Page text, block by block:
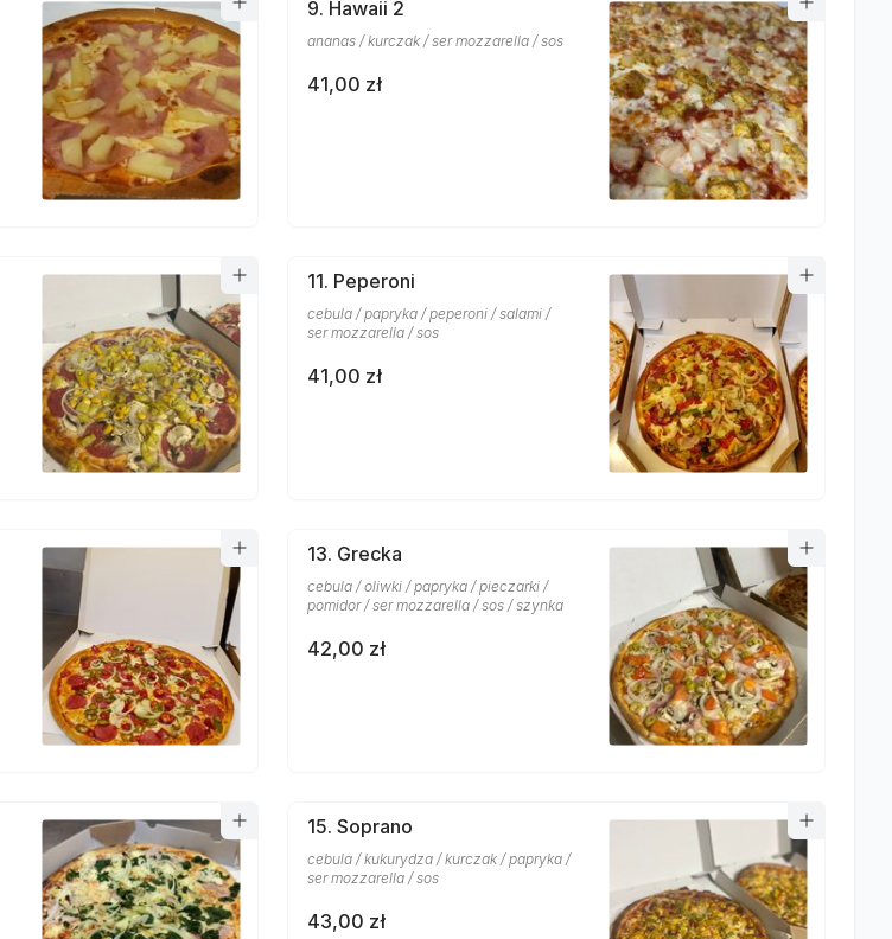
9. Hawaii 2
ananas / kurczak / ser mozzarella / sos
41,00 zł
11. Peperoni
cebula / papryka / peperoni / salami /
ser mozzarella / sos
41,00 zł
13. Grecka
cebula / oliwki / papryka / pieczarki /
pomidor / ser mozzarella / sos / szynka
42,00 zł
15. Soprano
cebula / kukurydza / kurczak / papryka /
ser mozzarella / sos
43,00 zł